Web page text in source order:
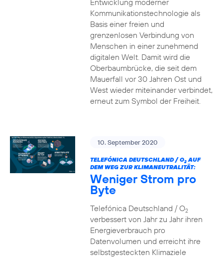
Entwicklung moderner
Kommunikationstechnologie als
Basis einer freien und
grenzenlosen Verbindung von
Menschen in einer zunehmend
digitalen Welt. Damit wird die
Oberbaumbrücke, die seit dem
Mauerfall vor 30 Jahren Ost und
West wieder miteinander verbindet,
erneut zum Symbol der Freiheit.
10. September 2020
TELEFÓNICA DEUTSCHLAND / O2AUF
DEM WEG ZUR KLIMANEUTRALITÄT:
Weniger Strom pro
Byte
Telefónica Deutschland / O2
verbessert von Jahr zu Jahr ihren
Energieverbrauch pro
Datenvolumen und erreicht ihre
selbstgesteckten Klimaziele